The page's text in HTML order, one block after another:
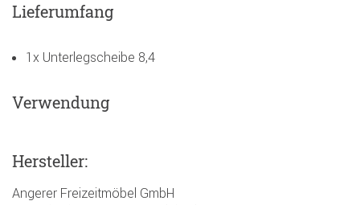
Lieferumfang
1x Unterlegscheibe 8,4
Verwendung
Hersteller:
Angerer Freizeitmöbel GmbH